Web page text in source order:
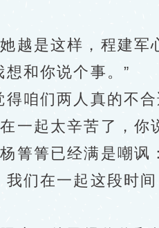
是这样，程建军
和你说个事。”
们两人真的不合
一起太辛苦了，你
箐已经满是嘲讽
在一起这段时间